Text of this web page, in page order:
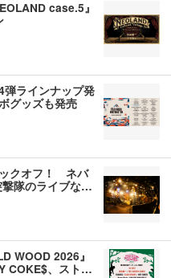
case.5』
弾ラインナップ発
グッズも発売
ックオフ！ ネバ
撃隊のライブな…
WOOD 2026』
COKE$、スト…